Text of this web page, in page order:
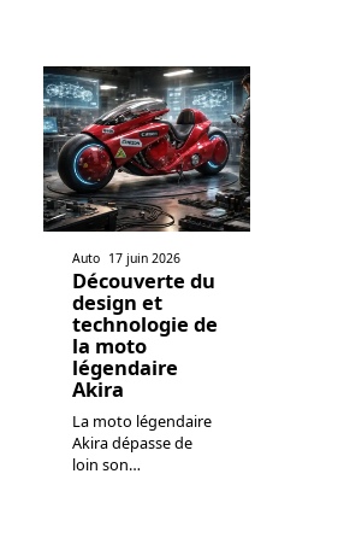
Auto 17 juin 2026
Découverte du
design et
technologie de
la moto
légendaire
Akira
La moto légendaire
Akira dépasse de
loin son…